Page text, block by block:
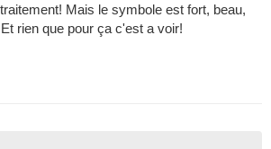
Mais le symbole est fort, beau,
rien que pour ça c'est a voir!